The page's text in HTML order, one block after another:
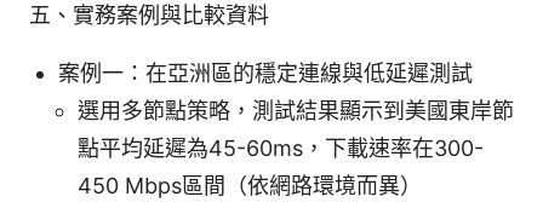
五、實務案例與比較資料
案例一：在亞洲區的穩定連線與低延遲測試
選用多節點策略，測試結果顯示到美國東岸節
點平均延遲為45-60ms，下載速率在300-
450 Mbps區間（依網路環境而異）